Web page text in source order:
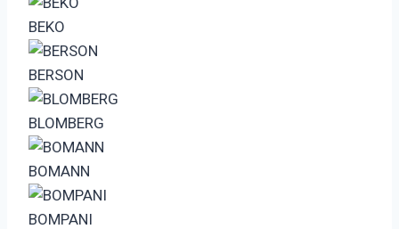
BEKO
BERSON
BLOMBERG
BOMANN
BOMPANI